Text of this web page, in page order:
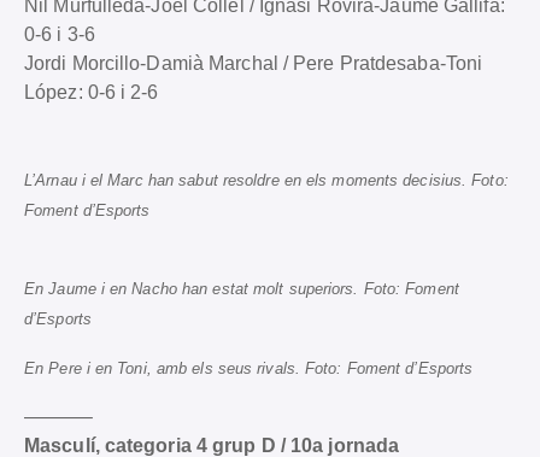
Nil Murfulleda-Joel Collel / Ignasi Rovira-Jaume Gallifa:
0-6 i 3-6
Jordi Morcillo-Damià Marchal / Pere Pratdesaba-Toni
López: 0-6 i 2-6
L’Arnau i el Marc han sabut resoldre en els moments decisius. Foto:
Foment d’Esports
En Jaume i en Nacho han estat molt superiors. Foto: Foment
d’Esports
En Pere i en Toni, amb els seus rivals. Foto: Foment d’Esports
———–
Masculí, categoria 4 grup D / 10a jornada